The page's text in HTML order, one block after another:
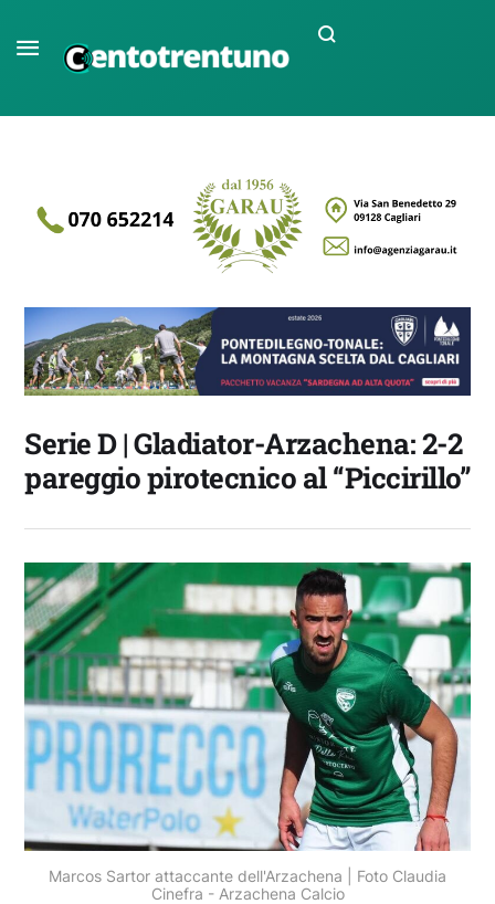
Serie D | Gladiator-Arzachena: 2-2
pareggio pirotecnico al “Piccirillo”
Marcos Sartor attaccante dell'Arzachena | Foto Claudia
Cinefra - Arzachena Calcio